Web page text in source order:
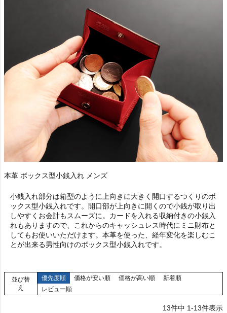
本革 ボックス型小銭入れ メンズ
小銭入れ部分は箱型のように上向きに大きく開口するつくりのボ
ックス型小銭入れです。開口部が上向きに開くので小銭が取り出
しやすくお会計もスムーズに。カードを入れる収納付きの小銭入
れもありますので、これからのキャッシュレス時代にミニ財布と
してもお使いいただけます。本革を使った、経年変化を楽しむこ
とが出来る男性向けのボックス型小銭入れです。
並び替
え
優先度順 価格が安い順 価格が高い順
新着順
レビュー順
13件中 1-13件表示